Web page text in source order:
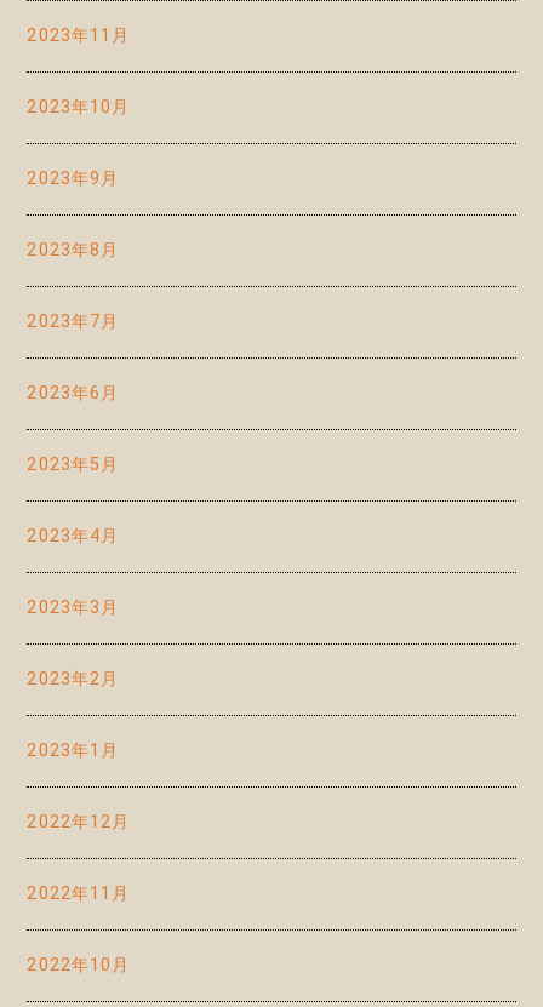
2023年11月
2023年10月
2023年9月
2023年8月
2023年7月
2023年6月
2023年5月
2023年4月
2023年3月
2023年2月
2023年1月
2022年12月
2022年11月
2022年10月